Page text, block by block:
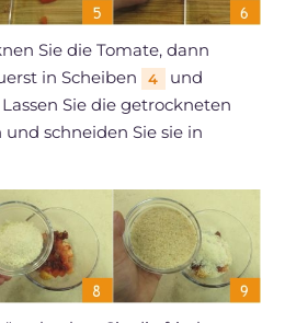
Sie die Tomate, dann
in Scheiben
4
und
Lassen Sie die getrockneten
schneiden Sie sie in